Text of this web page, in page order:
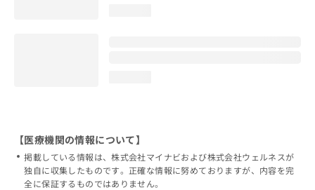
【医療機関の情報について】
掲載している情報は、株式会社マイナビおよび株式会社ウェルネスが
独自に収集したものです。正確な情報に努めておりますが、内容を完
全に保証するものではありません。